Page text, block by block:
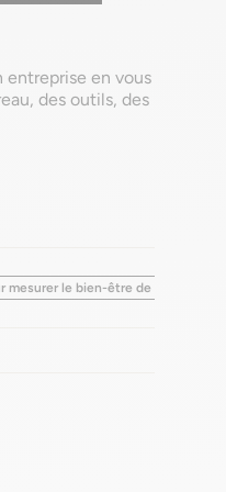
entreprise en vous
des outils, des
mesurer le bien-être de vos